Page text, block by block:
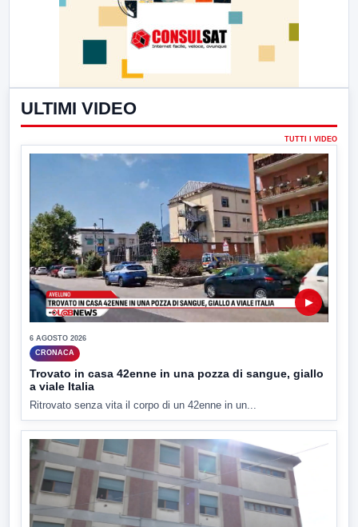
ULTIMI VIDEO
TUTTI I VIDEO
▶
6 AGOSTO 2026
CRONACA
Trovato in casa 42enne in una pozza di sangue, giallo
a viale Italia
Ritrovato senza vita il corpo di un 42enne in un...